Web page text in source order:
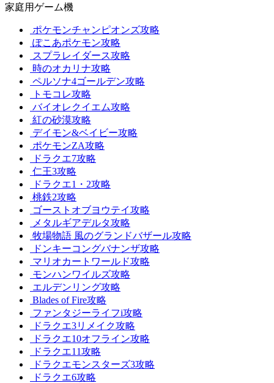
家庭用ゲーム機
ポケモンチャンピオンズ攻略
ぽこあポケモン攻略
スプラレイダース攻略
時のオカリナ攻略
ペルソナ4ゴールデン攻略
トモコレ攻略
バイオレクイエム攻略
紅の砂漠攻略
デイモン&ベイビー攻略
ポケモンZA攻略
ドラクエ7攻略
仁王3攻略
ドラクエ1・2攻略
桃鉄2攻略
ゴーストオブヨウテイ攻略
メタルギアデルタ攻略
牧場物語 風のグランドバザール攻略
ドンキーコングバナンザ攻略
マリオカートワールド攻略
モンハンワイルズ攻略
エルデンリング攻略
Blades of Fire攻略
ファンタジーライフi攻略
ドラクエ3リメイク攻略
ドラクエ10オフライン攻略
ドラクエ11攻略
ドラクエモンスターズ3攻略
ドラクエ6攻略